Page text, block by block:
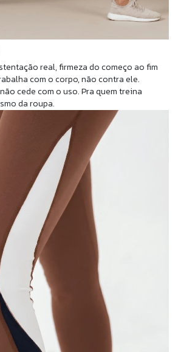
real, firmeza do começo ao fim
com o corpo, não contra ele.
cede com o uso. Pra quem treina
da roupa.